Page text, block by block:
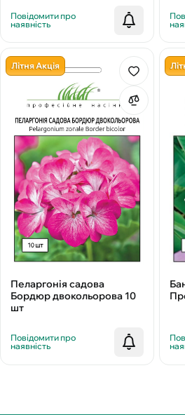
Повідомити про
наявність
Літня Акція
Пеларгонія садова
Бордюр двокольорова 10
шт
Повідомити про
наявність